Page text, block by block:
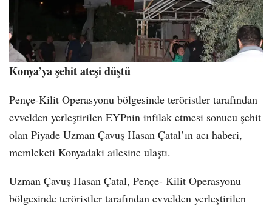
Konya’ya şehit ateşi düştü
Pençe-Kilit Operasyonu bölgesinde teröristler tarafından
evvelden yerleştirilen EYPnin infilak etmesi sonucu şehit
olan Piyade Uzman Çavuş Hasan Çatal’ın acı haberi,
memleketi Konyadaki ailesine ulaştı.
Uzman Çavuş Hasan Çatal, Pençe- Kilit Operasyonu
bölgesinde teröristler tarafından evvelden yerleştirilen